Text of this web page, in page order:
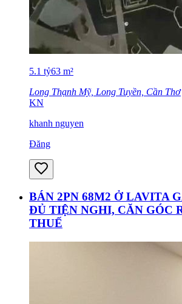
5.1 tỷ63 m²
Long Thạnh Mỹ, Long Tuyền, Cần Thơ
KN
khanh nguyen
Đăng
BÁN 2PN 68M2 Ở LAVITA
ĐỦ TIỆN NGHI, CĂN GÓC
THUẾ